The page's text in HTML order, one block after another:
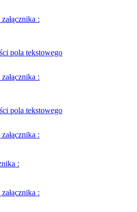
:
pola tekstowego
:
pola tekstowego
:
:
: